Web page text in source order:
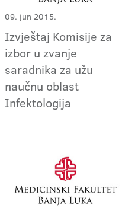
09. jun 2015.
Izvještaj Komisije za
izbor u zvanje
saradnika za užu
naučnu oblast
Infektologija